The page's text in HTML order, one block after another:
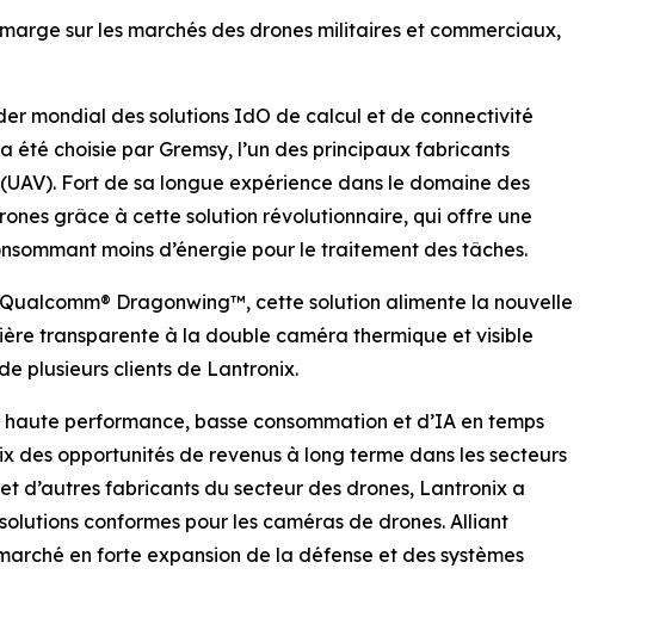
sur les marchés des drones militaires et commerciaux,
mondial des solutions IdO de calcul et de connectivité
été choisie par Gremsy, l’un des principaux fabricants
Fort de sa longue expérience dans le domaine des
grâce à cette solution révolutionnaire, qui offre une
moins d’énergie pour le traitement des tâches.
Dragonwing™, cette solution alimente la nouvelle
transparente à la double caméra thermique et visible
plusieurs clients de Lantronix.
performance, basse consommation et d’IA en temps
opportunités de revenus à long terme dans les secteurs
d’autres fabricants du secteur des drones, Lantronix a
conformes pour les caméras de drones. Alliant
en forte expansion de la défense et des systèmes